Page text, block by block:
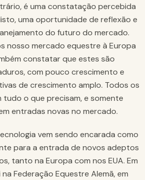
é uma constatação percebida
uma oportunidade de reflexão e
do futuro do mercado.
nosso mercado equestre à Europa
constatar que estes são
com pouco crescimento e
de crescimento amplo. Todos os
tudo o que precisam, e somente
entradas novas no mercado.
vem sendo encarada como
para a entrada de novos adeptos
tanto na Europa com nos EUA. Em
Federação Equestre Alemã, em